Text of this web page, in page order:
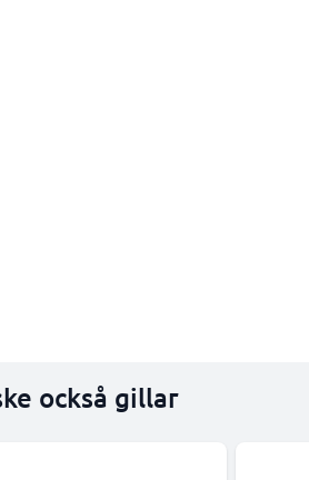
också gillar